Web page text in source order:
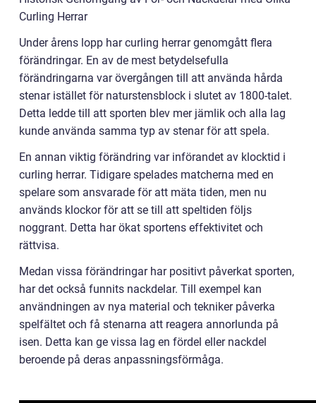
Curling Herrar
Under årens lopp har curling herrar genomgått flera
förändringar. En av de mest betydelsefulla
förändringarna var övergången till att använda hårda
stenar istället för naturstensblock i slutet av 1800-talet.
Detta ledde till att sporten blev mer jämlik och alla lag
kunde använda samma typ av stenar för att spela.
En annan viktig förändring var införandet av klocktid i
curling herrar. Tidigare spelades matcherna med en
spelare som ansvarade för att mäta tiden, men nu
används klockor för att se till att speltiden följs
noggrant. Detta har ökat sportens effektivitet och
rättvisa.
Medan vissa förändringar har positivt påverkat sporten,
har det också funnits nackdelar. Till exempel kan
användningen av nya material och tekniker påverka
spelfältet och få stenarna att reagera annorlunda på
isen. Detta kan ge vissa lag en fördel eller nackdel
beroende på deras anpassningsförmåga.